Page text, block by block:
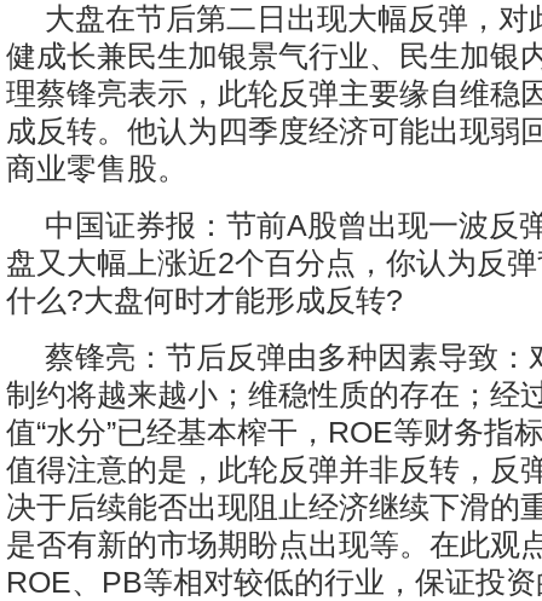
大盘在节后第二日出现大幅反弹，对
健成长兼民生加银景气行业、民生加银
理蔡锋亮表示，此轮反弹主要缘自维稳
成反转。他认为四季度经济可能出现弱
商业零售股。
中国证券报：节前A股曾出现一波反
盘又大幅上涨近2个百分点，你认为反
什么?大盘何时才能形成反转?
蔡锋亮：节后反弹由多种因素导致：
制约将越来越小；维稳性质的存在；经
值“水分”已经基本榨干，ROE等财务指
值得注意的是，此轮反弹并非反转，反
决于后续能否出现阻止经济继续下滑的
是否有新的市场期盼点出现等。在此观
ROE、PB等相对较低的行业，保证投